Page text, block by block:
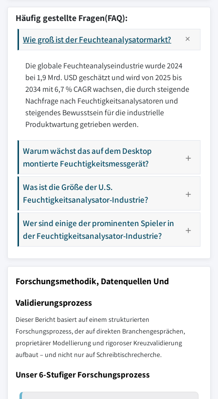
Häufig gestellte Fragen(FAQ):
Wie groß ist der Feuchteanalysatormarkt?
Die globale Feuchteanalyseindustrie wurde 2024
bei 1,9 Mrd. USD geschätzt und wird von 2025 bis
2034 mit 6,7 % CAGR wachsen, die durch steigende
Nachfrage nach Feuchtigkeitsanalysatoren und
steigendes Bewusstsein für die industrielle
Produktwartung getrieben werden.
Warum wächst das auf dem Desktop
montierte Feuchtigkeitsmessgerät?
Was ist die Größe der U.S.
Feuchtigkeitsanalysator-Industrie?
Wer sind einige der prominenten Spieler in
der Feuchtigkeitsanalysator-Industrie?
Forschungsmethodik, Datenquellen Und
Validierungsprozess
Dieser Bericht basiert auf einem strukturierten
Forschungsprozess, der auf direkten Branchengesprächen,
proprietärer Modellierung und rigoroser Kreuzvalidierung
aufbaut – und nicht nur auf Schreibtischrecherche.
Unser 6-Stufiger Forschungsprozess